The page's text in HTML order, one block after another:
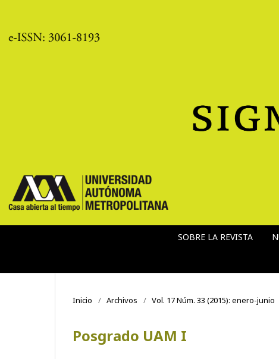
SOBRE LA REVISTA
Inicio / Archivos / Vol. 17 Núm. 33 (2015): enero-junio
Posgrado UAM I